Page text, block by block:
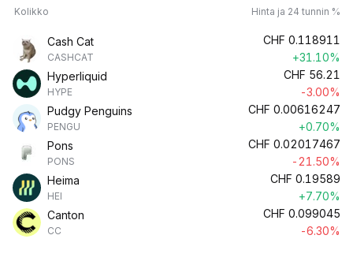
Kolikko Hinta ja 24 tunnin %
Cash Cat
CASHCAT
CHF 0.118911
+31.10%
Hyperliquid
HYPE
CHF 56.21
-3.00%
Pudgy Penguins
PENGU
CHF 0.00616247
+0.70%
Pons
PONS
CHF 0.02017467
-21.50%
Heima
HEI
CHF 0.19589
+7.70%
Canton
CC
CHF 0.099045
-6.30%